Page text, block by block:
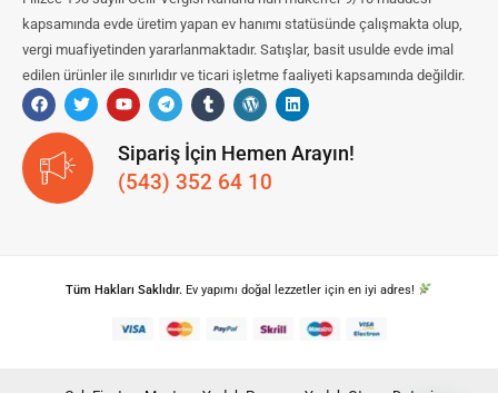
kapsamında evde üretim yapan ev hanımı statüsünde çalışmakta olup,
vergi muafiyetinden yararlanmaktadır. Satışlar, basit usulde evde imal
edilen ürünler ile sınırlıdır ve ticari işletme faaliyeti kapsamında değildir.
Sipariş İçin Hemen Arayın!
(543) 352 64 10
Tüm Hakları Saklıdır. Ev yapımı doğal lezzetler için en iyi adres!